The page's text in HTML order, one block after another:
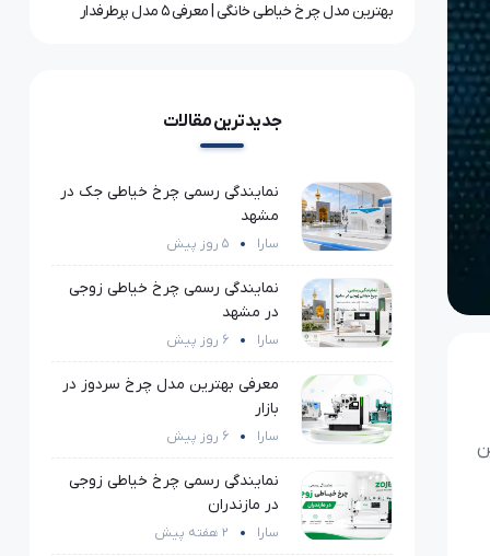
بهترین مدل چرخ خیاطی خانگی | معرفی ۵ مدل پرطرفدار
جدیدترین مقالات
نمایندگی رسمی چرخ خیاطی جک در
مشهد
سارا 5 روز پیش
نمایندگی رسمی چرخ خیاطی زوجی
در مشهد
سارا 6 روز پیش
معرفی بهترین مدل چرخ سردوز در
بازار
سارا 6 روز پیش
نمایندگی رسمی چرخ خیاطی زوجی
در مازندران
سارا 2 هفته پیش